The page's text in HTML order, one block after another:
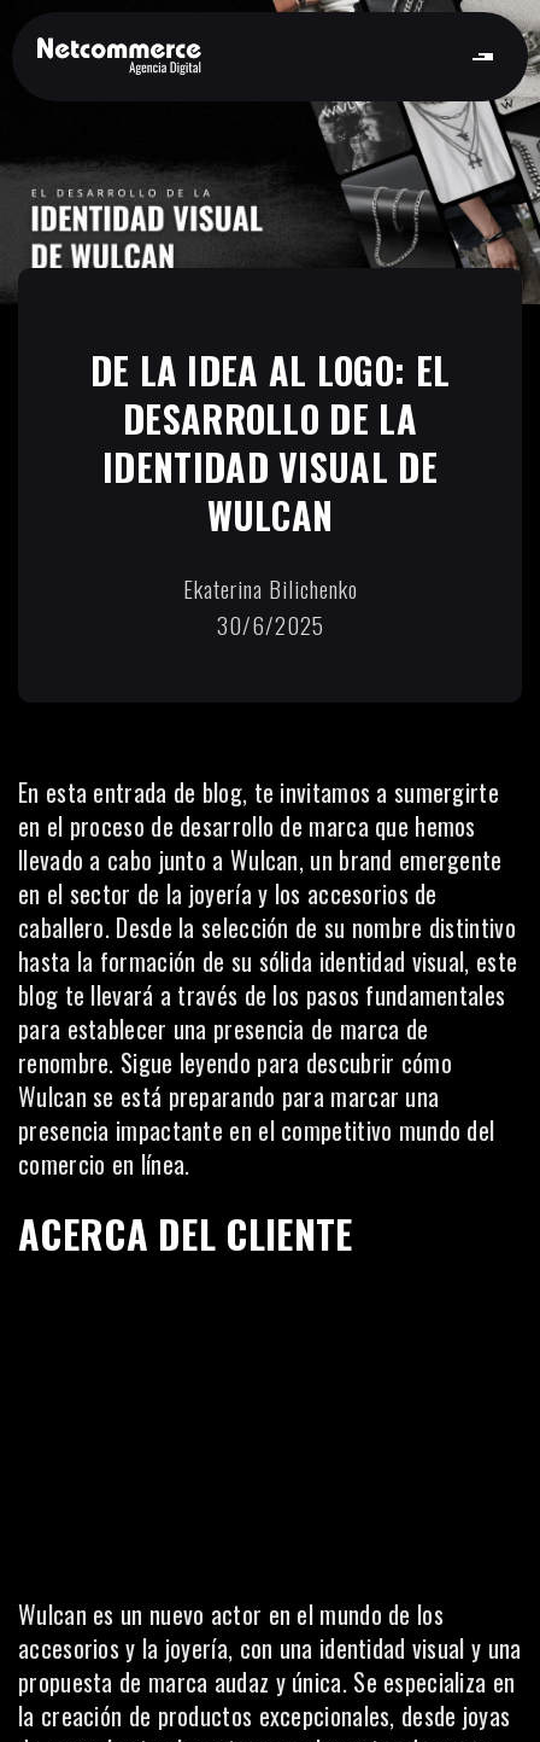
DE LA IDEA AL LOGO: EL
DESARROLLO DE LA
IDENTIDAD VISUAL DE
WULCAN
Ekaterina Bilichenko
30/6/2025
En esta entrada de blog, te invitamos a sumergirte
en el proceso de desarrollo de marca que hemos
llevado a cabo junto a Wulcan, un brand emergente
en el sector de la joyería y los accesorios de
caballero. Desde la selección de su nombre distintivo
hasta la formación de su sólida identidad visual, este
blog te llevará a través de los pasos fundamentales
para establecer una presencia de marca de
renombre. Sigue leyendo para descubrir cómo
Wulcan se está preparando para marcar una
presencia impactante en el competitivo mundo del
comercio en línea.
ACERCA DEL CLIENTE
Wulcan es un nuevo actor en el mundo de los
accesorios y la joyería, con una identidad visual y una
propuesta de marca audaz y única. Se especializa en
la creación de productos excepcionales, desde joyas